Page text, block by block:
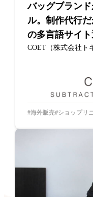
バッグブラン
ル。制作代行
の多言語サイ
COET（株式会社ト
海外販売 ショップリ